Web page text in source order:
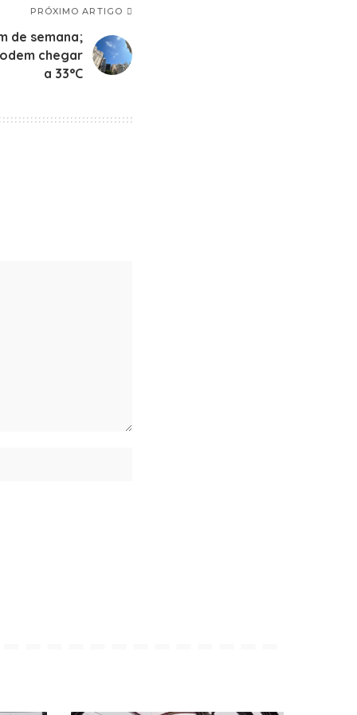
PRÓXIMO ARTIGO
de semana;
chegar
a 33°C